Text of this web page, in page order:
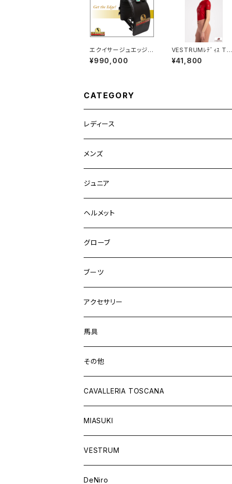
エクイサージュエッジ /
EQUISSAGE EDGE 〜
バイブレーションで全身
¥990,000
VESTRUMﾚﾃﾞｨｽ Tシ
ャツ W633860002
¥41,800
CATEGORY
レディース
競技用ジャケット
キュロット
フルグリップ
ニーグリップ
シャツ
ウェア
アウター
シャツ
メンズ
競技用ジャケット
キュロット
フルグリップ
ニーグリップ
シャツ
ウェア
アウター
シャツ
ジュニア
キュロット
ウエア
ヘルメット
グローブ
ブーツ
ロングブーツ（既製品）
オーダーロングブーツ
ショートブーツ
チャップス
アクセサリー
ベルト
グローブ
ソックス
キャップ
アスコットタイ
バッグ
馬具
サドルパッド
イヤーネット
バンデージ
ラグ
その他
CAVALLERIA TOSCANA
レディス
競技用ジャケット
キュロット
メンズ
競技用ジャケット
MIASUKI
VESTRUM
DeNiro